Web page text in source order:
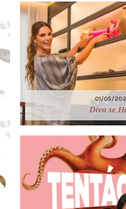
01/05/
Diva se